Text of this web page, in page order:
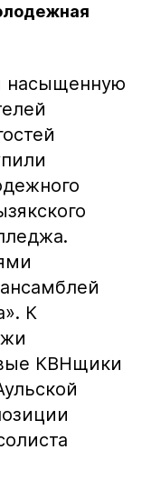
насыщенную
К
КВНщики